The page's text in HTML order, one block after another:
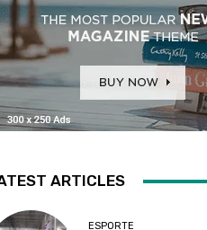
ARTICLES
ESPORTE